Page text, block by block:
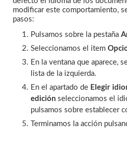
modificar este comportamiento,
pasos:
Pulsamos sobre la pestaña
Seleccionamos el item
En la ventana que aparece,
lista de la izquierda.
En el apartado de Elegir
edición seleccionamos el
pulsamos sobre establecer
Terminamos la acción